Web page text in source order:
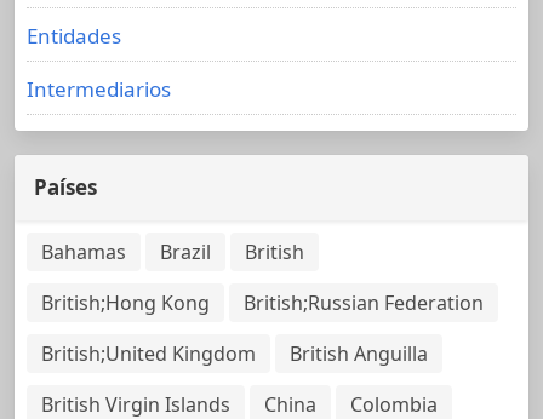
Entidades
Intermediarios
Países
Bahamas Brazil
British
British;Hong Kong
British;Russian Federation
British;United Kingdom
British Anguilla
British Virgin Islands
China
Colombia